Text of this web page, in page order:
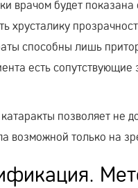
врачом будет
хрусталику
способны лишь
есть
позволяет не
возможной только на